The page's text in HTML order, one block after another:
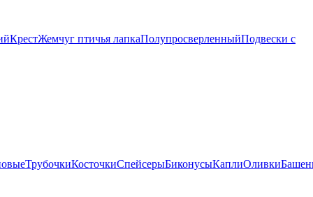
КрестЖемчуг птичья лапкаПолупросверленныйПодвески с
ТрубочкиКосточкиСпейсерыБиконусыКаплиОливки